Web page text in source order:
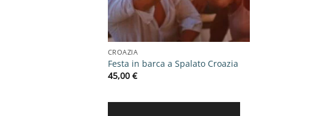
CROAZIA
Festa in barca a Spalato Croazia
45,00 €